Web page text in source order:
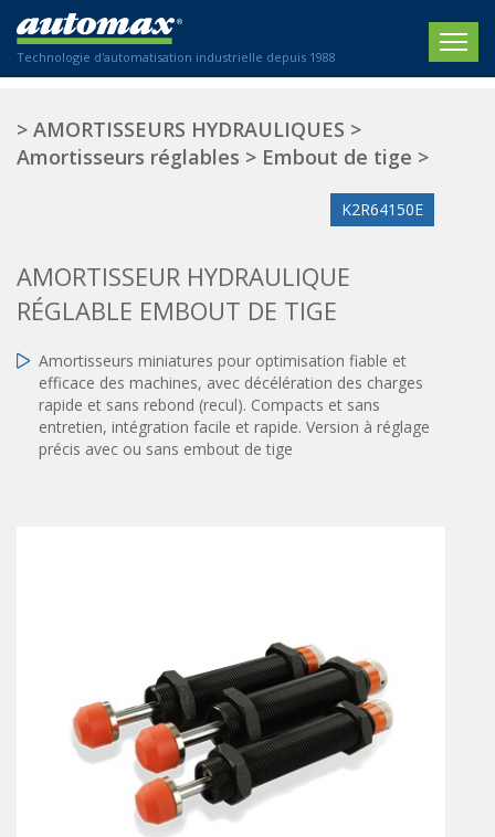
Technologie d'automatisation industrielle depuis 1988
ACCUEIL
SOCIÉTÉ
Actionneurs électriques
Actionneurs standardisés
Amortisseurs hydrauliques
Régulateurs hydrauliques
Systèmes modulaires pneumatiques
CONTRÔLE DES FLUIDES
Auxiliaires de ligne
Auxiliaires de raccordement
Électrovannes tous fluides
DISTRIBUTEURS
SECTEURS
Agriculture
Imprimerie
Plasturgie
Solutions personnalisées
CONTACT
Nous sommes heureux de vous conseiller !
+33 0 254 553 811
> AMORTISSEURS HYDRAULIQUES >
Amortisseurs réglables > Embout de tige >
K2R64150E
AMORTISSEUR HYDRAULIQUE
RÉGLABLE EMBOUT DE TIGE
Amortisseurs miniatures pour optimisation fiable et
efficace des machines, avec décélération des charges
rapide et sans rebond (recul). Compacts et sans
entretien, intégration facile et rapide. Version à réglage
précis avec ou sans embout de tige